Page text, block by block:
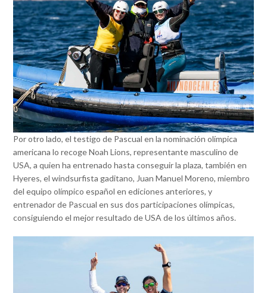
Por otro lado, el testigo de Pascual en la nominación olímpica
americana lo recoge Noah Lions, representante masculino de
USA, a quien ha entrenado hasta conseguir la plaza, también en
Hyeres, el windsurfista gaditano, Juan Manuel Moreno, miembro
del equipo olímpico español en ediciones anteriores, y
entrenador de Pascual en sus dos participaciones olímpicas,
consiguiendo el mejor resultado de USA de los últimos años.